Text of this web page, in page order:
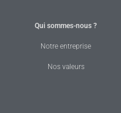
Qui sommes-nous ?
Notre entreprise
Nos valeurs